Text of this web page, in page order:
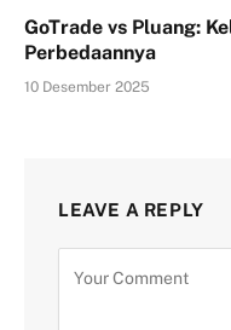
GoTrade vs Pluang:
Perbedaannya
10 Desember 2025
LEAVE A REPLY